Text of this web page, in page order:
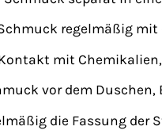
regelmäßig
mit
vor dem
die Fassung der